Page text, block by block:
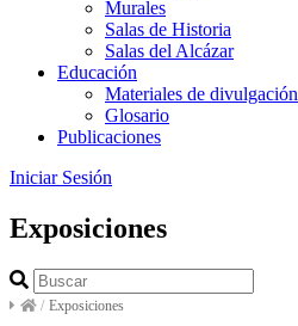
Murales
Salas de Historia
Salas del Alcázar
Educación
Materiales de divulgación
Glosario
Publicaciones
Iniciar Sesión
Exposiciones
/ Exposiciones